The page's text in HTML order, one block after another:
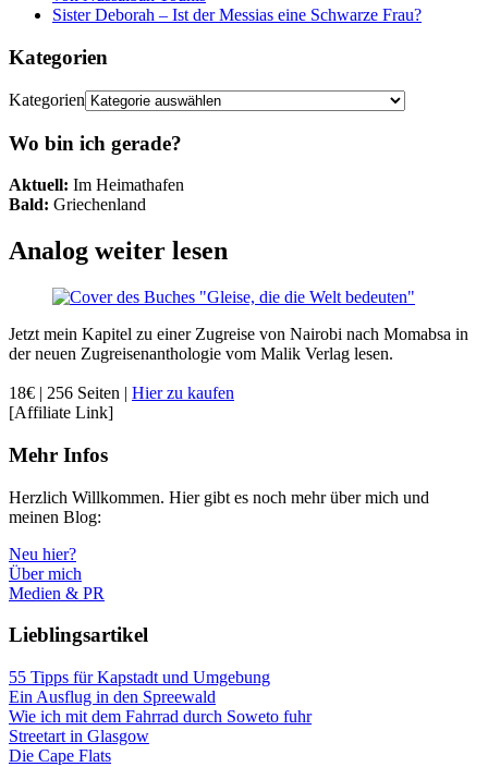
Sister Deborah – Ist der Messias eine Schwarze Frau?
Kategorien
Kategorien
Wo bin ich gerade?
Aktuell: Im Heimathafen
Bald: Griechenland
Analog weiter lesen
Jetzt mein Kapitel zu einer Zugreise von Nairobi nach Momabsa in
der neuen Zugreisenanthologie vom Malik Verlag lesen.
18€ | 256 Seiten | Hier zu kaufen
[Affiliate Link]
Mehr Infos
Herzlich Willkommen. Hier gibt es noch mehr über mich und
meinen Blog:
Neu hier?
Über mich
Medien & PR
Lieblingsartikel
55 Tipps für Kapstadt und Umgebung
Ein Ausflug in den Spreewald
Wie ich mit dem Fahrrad durch Soweto fuhr
Streetart in Glasgow
Die Cape Flats